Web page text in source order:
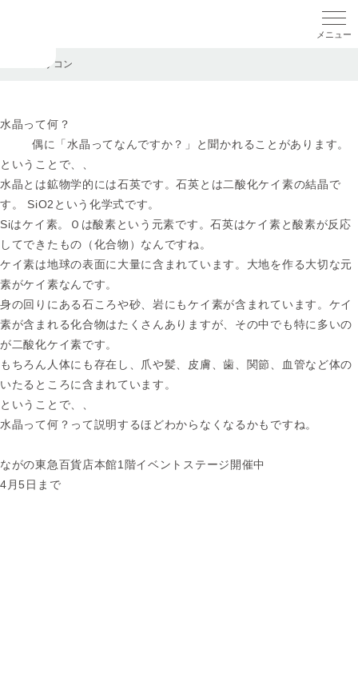
メニ
シリコン
水晶って何？
偶に「水晶ってなんですか？」と聞かれることがあります。
ということで、、
水晶とは鉱物学的には石英です。石英とは二酸化ケイ素の結晶で
す。 SiO2という化学式です。
Siはケイ素。Ｏは酸素という元素です。石英はケイ素と酸素が反応
してできたもの（化合物）なんですね。
ケイ素は地球の表面に大量に含まれています。大地を作る大切な元
素がケイ素なんです。
身の回りにある石ころや砂、岩にもケイ素が含まれています。ケイ
素が含まれる化合物はたくさんありますが、その中でも特に多いの
が二酸化ケイ素です。
もちろん人体にも存在し、爪や髪、皮膚、歯、関節、血管など体の
いたるところに含まれています。
ということで、、
水晶って何？って説明するほどわからなくなるかもですね。
ながの東急百貨店本館1階イベントステージ開催中
4月5日まで